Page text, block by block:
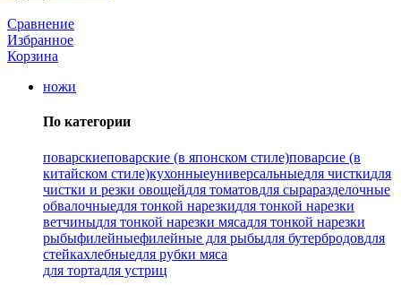
Сравнение
Избранное
Корзина
ножи
По категории
поварскиеповарские (в японском стиле)поварсие (в
китайском стиле)кухонныеуниверсальныедля чисткидля
чистки и резки овощейдля томатовдля сыраразделочные
обвалочныедля тонкой нарезкидля тонкой нарезки
ветчиныдля тонкой нарезки мясадля тонкой нарезки
рыбыфилейныефилейные для рыбыдля бутербродовдля
стейкахлебныедля рубки мяса
для тортадля устриц